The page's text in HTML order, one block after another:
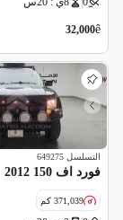
ê
32,000
التسلسل 649275
فورد اف 150 2012
371,039 كم